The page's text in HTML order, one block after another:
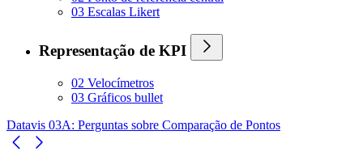
03 Escalas Likert
Representação de KPI
02 Velocímetros
03 Gráficos bullet
Datavis 03A: Perguntas sobre Comparação de Pontos